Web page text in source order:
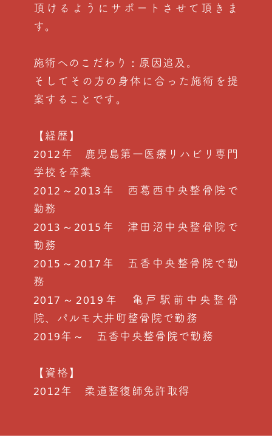
頂けるようにサポートさせて頂きま
す。
施術へのこだわり：原因追及。
そしてその方の身体に合った施術を提
案することです。
【経歴】
2012年 鹿児島第一医療リハビリ専門
学校を卒業
2012～2013年 西葛西中央整骨院で
勤務
2013～2015年 津田沼中央整骨院で
勤務
2015～2017年 五香中央整骨院で勤
務
2017～2019年 亀戸駅前中央整骨
院、パルモ大井町整骨院で勤務
2019年～ 五香中央整骨院で勤務
【資格】
2012年 柔道整復師免許取得